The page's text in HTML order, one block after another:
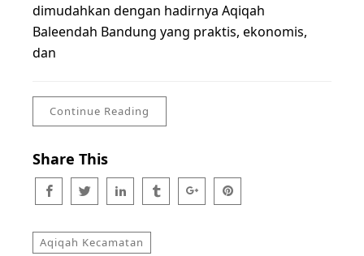
dimudahkan dengan hadirnya Aqiqah
Baleendah Bandung yang praktis, ekonomis,
dan
Continue Reading
Share This
Aqiqah Kecamatan